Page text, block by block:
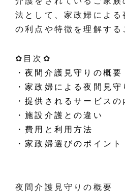
法として、家政婦による
の利点や特徴を理解する
✿目次✿
・夜間介護見守りの概要
・家政婦による夜間見守
・提供されるサービスの
・施設介護との違い
・費用と利用方法
・家政婦選びのポイント
夜間介護見守りの概要